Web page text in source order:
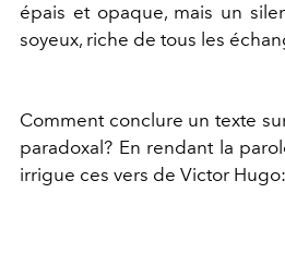
épais et opaque, mais un
soyeux, riche de tous les
Comment conclure un texte
paradoxal? En rendant la
irrigue ces vers de Victor Hugo: